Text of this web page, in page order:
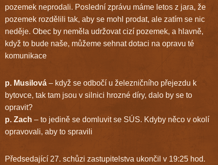
pozemek neprodali. Poslední zprávu máme letos z jara, že
pozemek rozdělili tak, aby se mohl prodat, ale zatím se nic
neděje. Obec by neměla udržovat cizí pozemek, a hlavně,
když to bude naše, můžeme sehnat dotaci na opravu té
komunikace
p. Musilová – když se odbočí u železničního přejezdu k
bytovce, tak tam jsou v silnici hrozné díry, dalo by se to
opravit?
p. Zach – to jedině se domluvit se SÚS. Kdyby něco v okolí
opravovali, aby to spravili
Předsedající 27. schůzi zastupitelstva ukončil v 19:25 hod.